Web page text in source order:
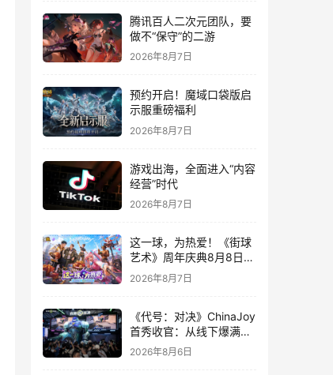
腾讯百人二次元团队，要
做不“保守”的二游
2026年8月7日
预约开启！魔域口袋版启
示服重磅福利
2026年8月7日
游戏出海，全面进入“内容
经营”时代
2026年8月7日
这一球，为热爱！《街球
艺术》周年庆典8月8日正
式上线，多重福利与全新
内容同步开启
2026年8月7日
《代号：对决》ChinaJoy
首秀收官：从线下爆满看
见玩家的真实期待
2026年8月6日